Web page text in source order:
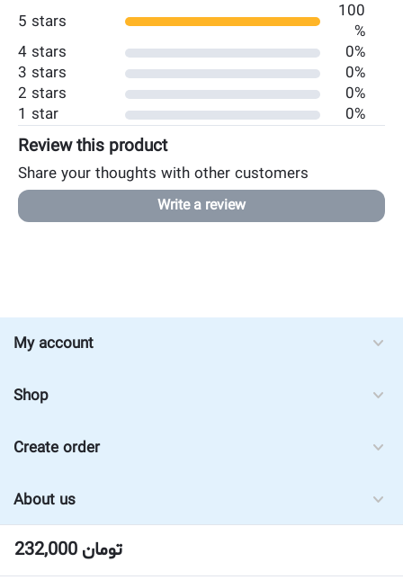
232,000 تومان
5 stars
100
%
4 stars
0%
3 stars
0%
2 stars
0%
1 star
0%
Review this product
Share your thoughts with other customers
Write a review
My account
Shop
Create order
About us